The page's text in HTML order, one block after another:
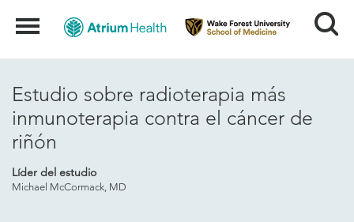
Menu Search
Estudio sobre radioterapia más
inmunoterapia contra el cáncer de
riñón
Líder del estudio
Michael McCormack, MD